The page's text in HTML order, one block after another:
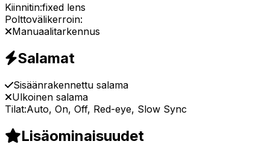
Kiinnitin:fixed lens
Polttovälikerroin:
Manuaalitarkennus
Salamat
Sisäänrakennettu salama
Ulkoinen salama
Tilat:Auto, On, Off, Red-eye, Slow Sync
Lisäominaisuudet